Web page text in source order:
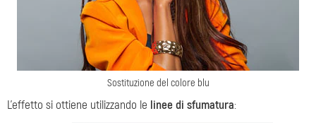
Sostituzione del colore blu
L'effetto si ottiene utilizzando le linee di sfumatura: